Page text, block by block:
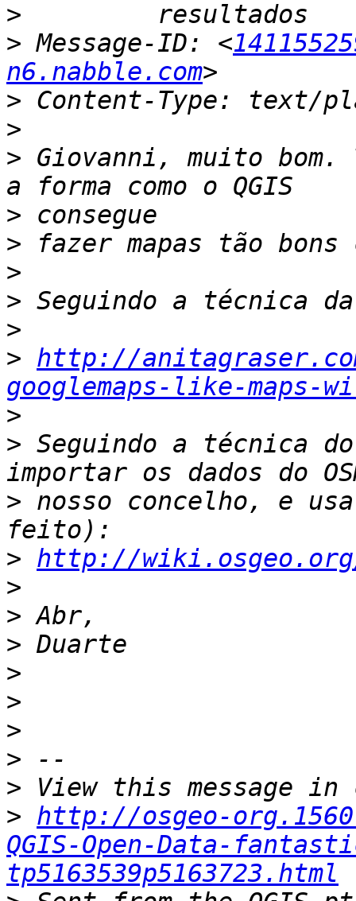
>
> Message-ID: <
n6.nabble.com
>
>
> Giovanni, muito bom.
>
>
>
>
>
> http://
googlemaps-like-maps-
>
> Seguindo a técnica
> nosso concelho, e
> http://wiki.osgeo.org/
>
>
>
>
>
>
>
>
> http://osgeo-
QGIS-Open-Data-
tp5163539p5163723.html